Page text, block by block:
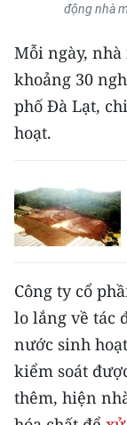
CHUYÊN ĐỀ
CÁC CHUYÊN
THỜI NAY
NHÂN DÂN
NHÂN DÂN
MUA BÁO
ĐỌC BÁO IN
động nhà
Mỗi ngày,
khoảng 30
phố Đà Lạt,
hoạt.
Công ty cổ
lo lắng về tác
nước sinh
kiểm soát
thêm, hiện